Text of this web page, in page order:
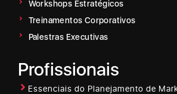
Workshops Estratégicos
Treinamentos Corporativos
Palestras Executivas
Profissionais
Essenciais do Planejamento de